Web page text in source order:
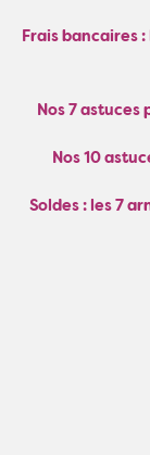
Frais bancaires
Nos 7
Nos 10
Soldes : les 7